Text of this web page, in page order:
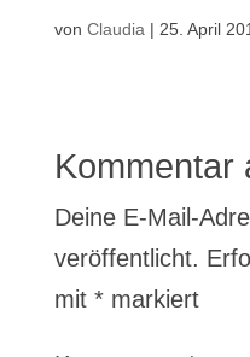
von Claudia | 25. April
Kommentar
Deine E-Mail-
veröffentlicht.
mit *markiert